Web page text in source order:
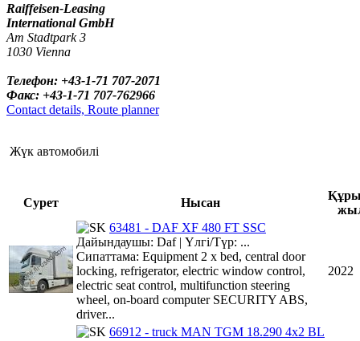
Raiffeisen-Leasing
International GmbH
Am Stadtpark 3
1030 Vienna
Телефон: +43-1-71 707-2071
Факс: +43-1-71 707-762966
Contact details, Route planner
Жүк автомобилі
Сурет Нысан
63481 - DAF XF 480 FT SSC
Дайындаушы: Daf | Үлгі/Түр: ...
Сипаттама: Equipment 2 x bed, central door
locking, refrigerator, electric window control,
electric seat control, multifunction steering
wheel, on-board computer SECURITY ABS,
driver...
2022
66912 - truck MAN TGM 18.290 4x2 BL